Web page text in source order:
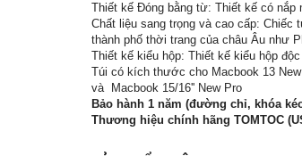
Thiết kế Đóng bằng từ: Thiết kế có
Chất liệu sang trọng và cao cấp:
thành phố thời trang của châu Âu như
Thiết kế kiểu hộp: Thiết kế kiểu hộp
Túi có kích thước cho Macbook 13
và Macbook 15/16'' New Pro
Bảo hành 1 năm (đường chỉ, khóa
Thương hiệu chính hãng TOMTOC